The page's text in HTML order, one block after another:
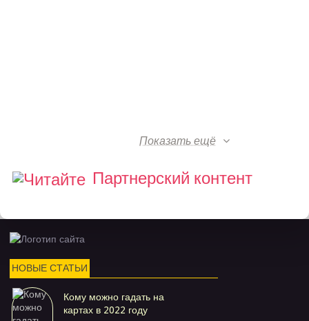
Показать ещё
Партнерский контент
НОВЫЕ СТАТЬИ
Кому можно гадать на
картах в 2022 году